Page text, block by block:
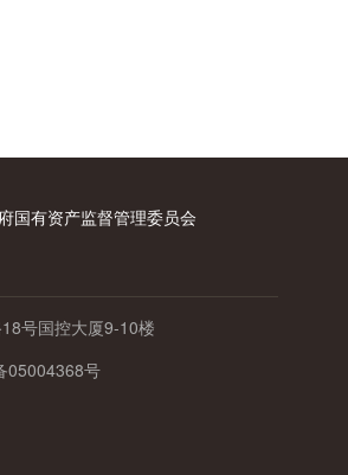
国有资产监督管理委员会
号国控大厦9-10楼
05004368号